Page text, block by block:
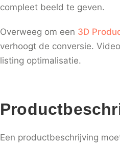
compleet beeld te geven.
Overweeg om een 3D
verhoogt de conversie.
listing optimalisatie.
Een productbeschrijving